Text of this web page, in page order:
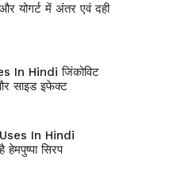
योगर्ट में अंतर एवं दही
In Hindi जिंकोविट
साइड इफेक्ट
In Hindi
सिरप